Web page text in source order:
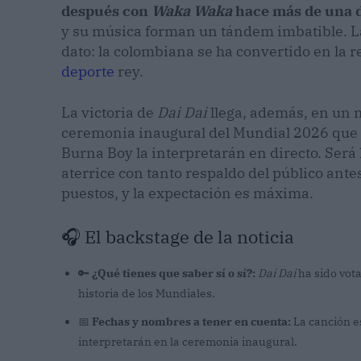
después con Waka Wakahace más de una
y su música forman un tándem imbatible.
dato: la colombiana se ha convertido en la
deporte rey.
La victoria de Dai Daillega, además, en un
ceremonia inaugural del Mundial 2026
Burna Boy la interpretarán en directo.
aterrice con tanto respaldo del público
puestos, y la expectación es máxima.
🎧 El backstage de la noticia
🔑 ¿Qué tienes que saber sí o sí?: Dai Daiha sido
historia de los Mundiales.
📅 Fechas y nombres a tener en cuenta: La canción
interpretarán en la ceremonia inaugural.